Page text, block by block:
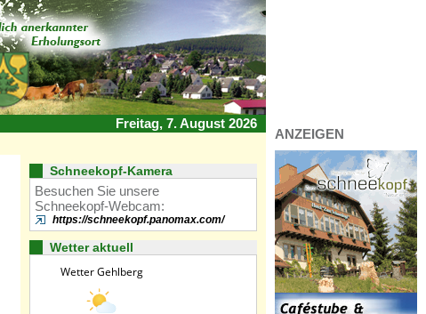
Freitag, 7. August 2026
Schneekopf-Kamera
Besuchen Sie unsere
Schneekopf-Webcam:
https://schneekopf.panomax.com/
Wetter aktuell
Wetter Gehlberg
ANZEIGEN